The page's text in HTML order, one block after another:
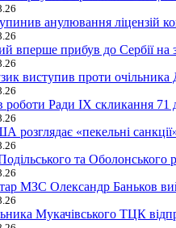
анулювання ліцензій
вперше прибув до Сербії на
виступив проти
роботи Ради IX скликання 71
розглядає «пекельні
та Оболонського
МЗС Олександр Баньков
Мукачівського ТЦК